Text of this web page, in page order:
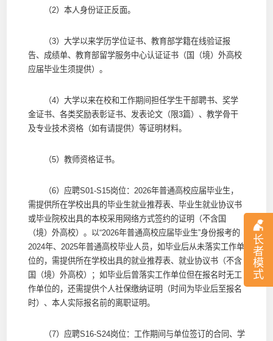
长
者
模
式
（2）本人身份证正反面。
（3）大学以来学历学位证书、教育部学籍在线验证报
告、成绩单、教育部留学服务中心认证证书（国（境）外高校
应届毕业生须提供）。
（4）大学以来在校和工作期间担任学生干部聘书、奖学
金证书、各类奖励表彰证书、发表论文（限3篇）、教学骨干
及专业技术资格（如有请提供）等证明材料。
（5）教师资格证书。
（6）应聘S01-S15岗位：2026年普通高校应届毕业生，
需提供所在学校出具的毕业生就业推荐表、毕业生就业协议书
或毕业院校出具的本校采用网络方式签约的证明（不含国
（境）外高校）。以“2026年普通高校应届毕业生”身份报考的
2024年、2025年普通高校毕业人员，如毕业后从未落实工作单
位的，需提供所在学校出具的就业推荐表、就业协议书（不含
国（境）外高校）；如毕业后曾落实工作单位但在报名时无工
作单位的，还需提供个人社保缴纳证明（时间为毕业后至报名
时）、本人实际报名前的离职证明。
（7）应聘S16-S24岗位：工作期间与单位签订的合同、学